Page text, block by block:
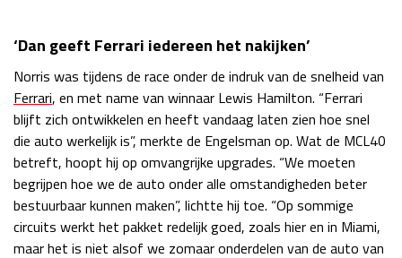
‘Dan geeft Ferrari iedereen het nakijken’
Norris was tijdens de race onder de indruk van de snelheid van
Ferrari, en met name van winnaar Lewis Hamilton. “Ferrari
blijft zich ontwikkelen en heeft vandaag laten zien hoe snel
die auto werkelijk is”, merkte de Engelsman op. Wat de MCL40
betreft, hoopt hij op omvangrijke upgrades. “We moeten
begrijpen hoe we de auto onder alle omstandigheden beter
bestuurbaar kunnen maken”, lichtte hij toe. “Op sommige
circuits werkt het pakket redelijk goed, zoals hier en in Miami,
maar het is niet alsof we zomaar onderdelen van de auto van